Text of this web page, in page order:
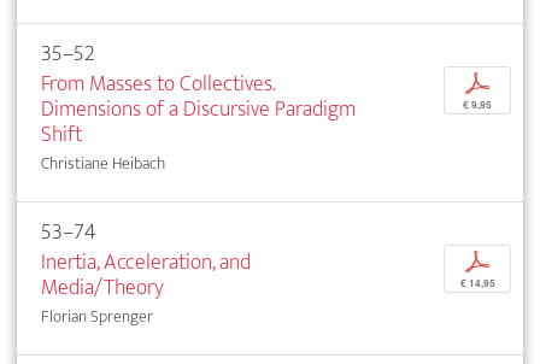
35–52
From Masses to Collectives.
Dimensions of a Discursive Paradigm
Shift
Christiane Heibach
p
€ 9,95
53–74
Inertia, Acceleration, and
Media/Theory
Florian Sprenger
p
€ 14,95